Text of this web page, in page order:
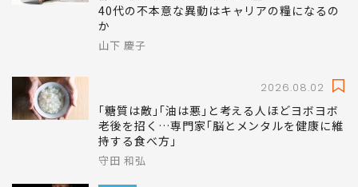
40代の不本意な異動はキャリアの糧になるの
か
山下 慶子
2026.08.02
｢糖質は敵｣｢油は悪｣と考える人ほどヨボヨボ
老後を招く…専門家｢脳とメンタルを健康に維
持する食べ方｣
守田 和弘